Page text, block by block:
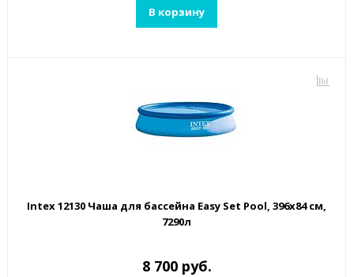
В корзину
Intex 12130 Чаша для бассейна Easy Set Pool, 396х84 см,
7290л
8 700 руб.